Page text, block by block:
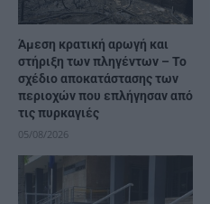
Άμεση κρατική αρωγή και
στήριξη των πληγέντων – Το
σχέδιο αποκατάστασης των
περιοχών που επλήγησαν από
τις πυρκαγιές
05/08/2026